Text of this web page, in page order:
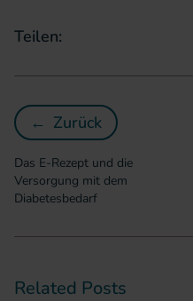
Teilen:
← Zurück
Das E-Rezept
Das E-Rezept und die
Versorgung mit dem
Diabetesbedarf
Related Posts